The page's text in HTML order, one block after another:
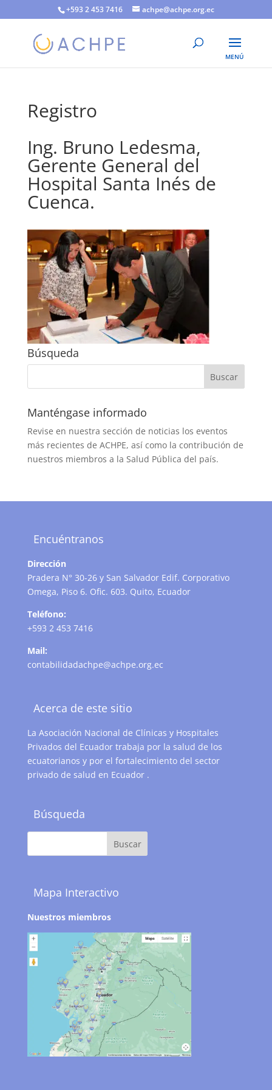
+593 2 453 7416 achpe@achpe.org.ec
Registro
Ing. Bruno Ledesma,
Gerente General del
Hospital Santa Inés de
Cuenca.
Búsqueda
Manténgase informado
Revise en nuestra sección de noticias los eventos
más recientes de ACHPE, así como la contribución de
nuestros miembros a la Salud Pública del país.
Encuéntranos
Dirección
Pradera N° 30-26 y San Salvador Edif. Corporativo
Omega, Piso 6. Ofic. 603. Quito, Ecuador
Teléfono:
+593 2 453 7416
Mail:
contabilidadachpe@achpe.org.ec
Acerca de este sitio
La Asociación Nacional de Clínicas y Hospitales
Privados del Ecuador trabaja por la salud de los
ecuatorianos y por el fortalecimiento del sector
privado de salud en Ecuador .
Búsqueda
Mapa Interactivo
Nuestros miembros